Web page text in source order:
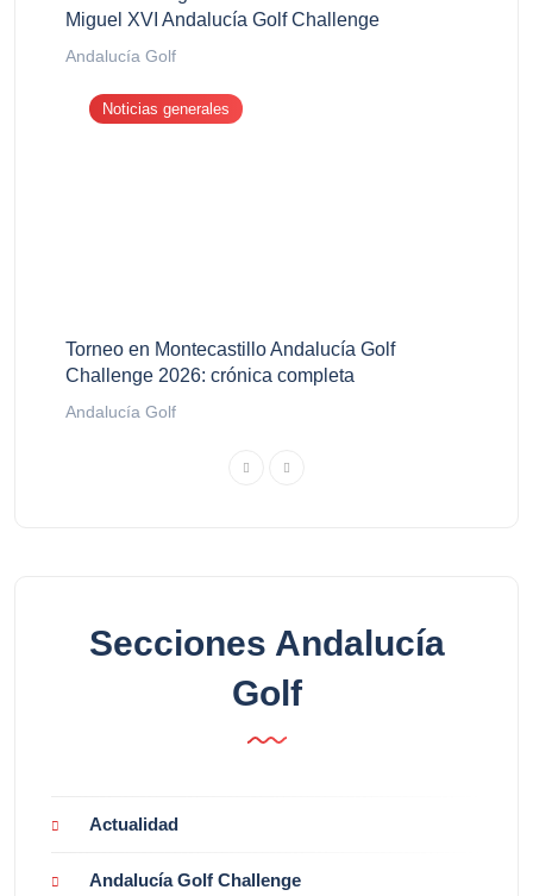
Miguel XVI Andalucía Golf Challenge
Andalucía Golf
Noticias generales
Torneo en Montecastillo Andalucía Golf
Challenge 2026: crónica completa
Andalucía Golf
Secciones Andalucía
Golf
Actualidad
Andalucía Golf Challenge